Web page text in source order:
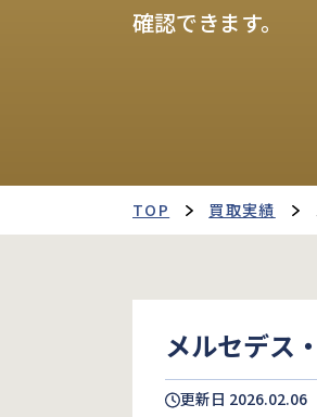
確認できます。
TOP 買取実績
メルセデス
更新日 2026.02.06